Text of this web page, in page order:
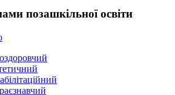
позашкільної освіти